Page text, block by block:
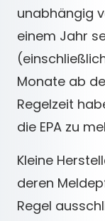
unabhängig
einem Jahr
Monate ab
Regelzeit
die EPA zu
Kleine
deren
Regel